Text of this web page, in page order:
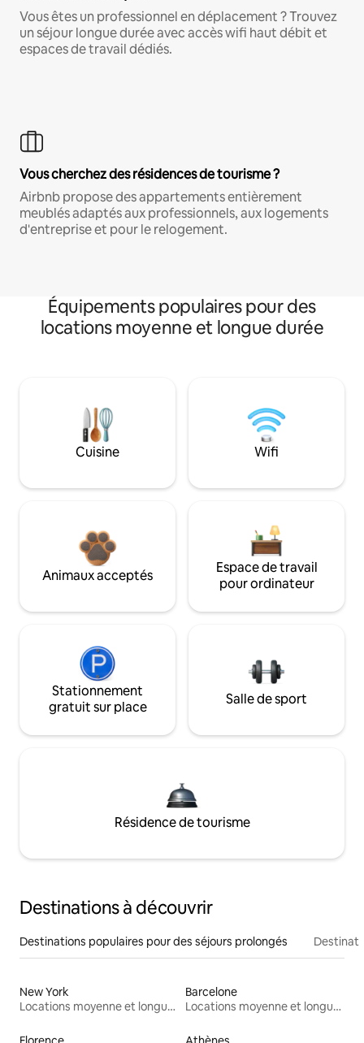
Vous êtes un professionnel en déplacement ? Trouvez
un séjour longue durée avec accès wifi haut débit et
espaces de travail dédiés.
Vous cherchez des résidences de tourisme ?
Airbnb propose des appartements entièrement
meublés adaptés aux professionnels, aux logements
d'entreprise et pour le relogement.
Équipements populaires pour des
locations moyenne et longue durée
Cuisine Wifi
Animaux acceptés
Espace de travail
pour ordinateur
Stationnement
gratuit sur place
Salle de sport
Résidence de tourisme
Destinations à découvrir
Destinations populaires pour des séjours prolongés
New York
Locations moyenne et longue durée
Barcelone
Locations moyenne et longue durée